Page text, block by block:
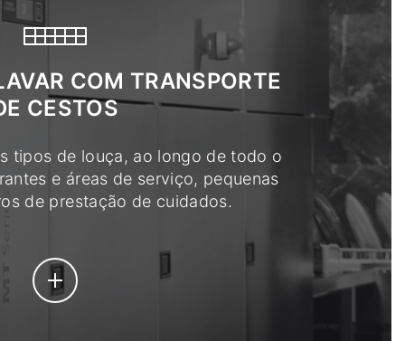
COM TRANSPORTE
CESTOS
tipos de louça, ao longo de todo o
e áreas de serviço, pequenas
de prestação de cuidados.